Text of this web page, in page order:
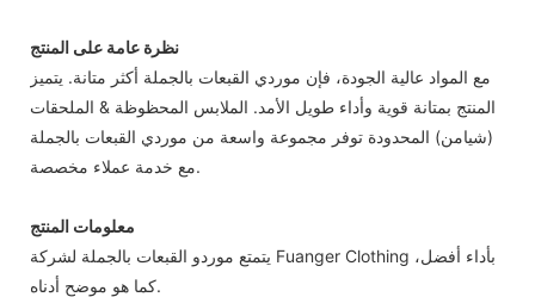
نظرة عامة على المنتج
مع المواد عالية الجودة، فإن موردي القبعات بالجملة أكثر متانة. يتميز
المنتج بمتانة قوية وأداء طويل الأمد. الملابس المحظوظة & الملحقات
(شيامن) المحدودة توفر مجموعة واسعة من موردي القبعات بالجملة
مع خدمة عملاء مخصصة.
معلومات المنتج
يتمتع موردو القبعات بالجملة لشركة Fuanger Clothing بأداء أفضل،
كما هو موضح أدناه.